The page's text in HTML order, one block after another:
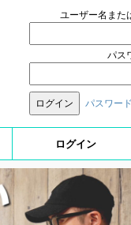
ユーザー名また
パス
パスワー
ログイン